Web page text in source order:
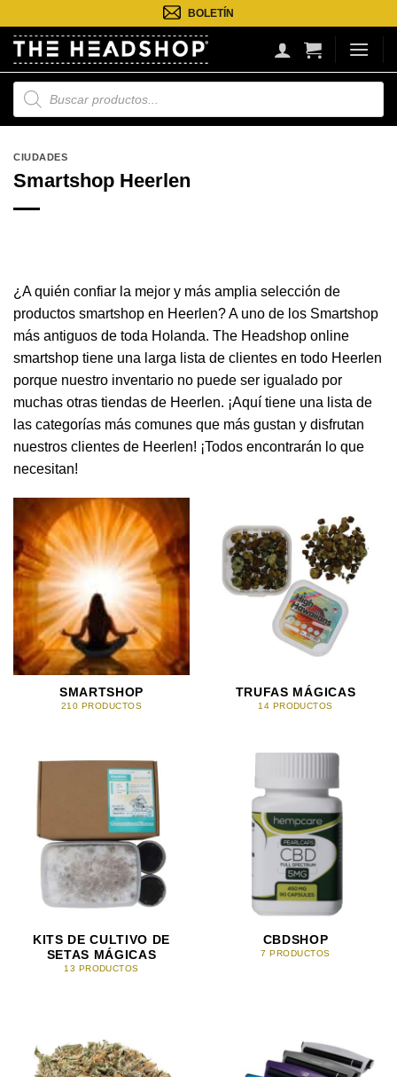
contenido
BOLETÍN
Búsqueda
de
productos
CIUDADES
Smartshop Heerlen
¿A quién confiar la mejor y más amplia selección de
productos smartshop en Heerlen? A uno de los Smartshop
más antiguos de toda Holanda. The Headshop online
smartshop tiene una larga lista de clientes en todo Heerlen
porque nuestro inventario no puede ser igualado por
muchas otras tiendas de Heerlen. ¡Aquí tiene una lista de
las categorías más comunes que más gustan y disfrutan
nuestros clientes de Heerlen! ¡Todos encontrarán lo que
necesitan!
SMARTSHOP
210 PRODUCTOS
TRUFAS MÁGICAS
14 PRODUCTOS
KITS DE CULTIVO DE
SETAS MÁGICAS
13 PRODUCTOS
CBDSHOP
7 PRODUCTOS